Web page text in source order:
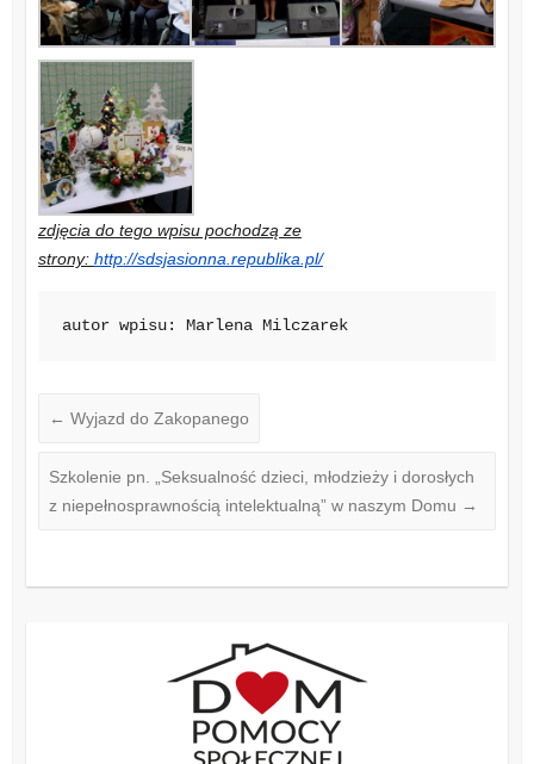
zdjęcia do tego wpisu pochodzą ze
strony: http://sdsjasionna.republika.pl/
autor wpisu: Marlena Milczarek
← Wyjazd do Zakopanego
Szkolenie pn. „Seksualność dzieci, młodzieży i dorosłych
z niepełnosprawnością intelektualną” w naszym Domu →